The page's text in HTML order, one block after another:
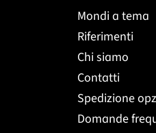
Mondi a tema
Riferimenti
Chi siamo
Contatti
Spedizione
Domande